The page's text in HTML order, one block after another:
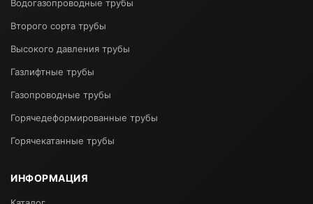
Водогазопроводные трубы
Второго сорта трубы
Высокого давления трубы
Газлифтные трубы
Газопроводные трубы
Горячедеформированные трубы
Горячекатанные трубы
ИНФОРМАЦИЯ